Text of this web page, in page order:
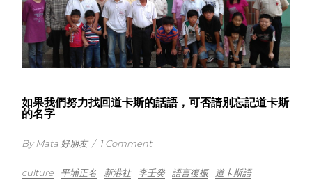
如果我們努力找回道卡斯的話語，可否請別忘記道卡斯
的名字
By Mata 好朋友 / 1 Comment
culture 平埔正名 新港社 李壬癸 語言復振 道卡斯語